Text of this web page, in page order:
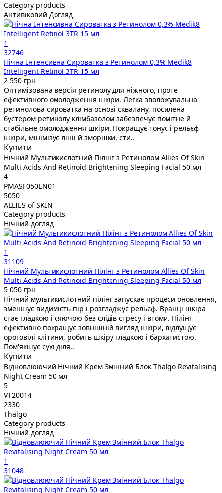
Category products
Антивіковий Догляд
1
32746
Нічна Інтенсивна Сироватка з Ретинолом 0,3% Medik8
Intelligent Retinol 3TR 15 мл
2 550 грн
Оптимізована версія ретинолу для ніжного, проте
ефективного омолодження шкіри. Легка зволожувальна
ретинолова сироватка на основі сквалану, посилена
бустером ретинолу клімбазолом забезпечує помітне й
стабільне омолодження шкіри. Покращує тонус і рельєф
шкіри, мінімізує лінії й зморшки, сти..
Купити
Нічний Мультикислотний Пілінг з Ретинолом Allies Of Skin
Multi Acids And Retinoid Brightening Sleeping Facial 50 мл
4
PMASF050EN01
5050
ALLIES of SKIN
Category products
Нічний догляд
1
31109
Нічний Мультикислотний Пілінг з Ретинолом Allies Of Skin
Multi Acids And Retinoid Brightening Sleeping Facial 50 мл
5 050 грн
Нічний мультикислотний пілінг запускає процеси оновлення,
зменшує видимість пір і розгладжує рельєф. Вранці шкіра
стає гладкою і сяючою без слідів стресу і втоми. Пілінг
ефективно покращує зовнішній вигляд шкіри, відлущує
ороговілі клітини, робить шкіру гладкою і бархатистою.
Пом'якшує сухі діля..
Купити
Відновлюючий Нічний Крем Змінний Блок Thalgo Revitalising
Night Cream 50 мл
5
VT20014
2330
Thalgo
Category products
Нічний догляд
1
31048